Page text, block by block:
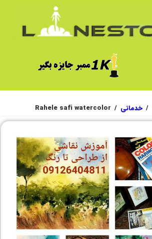
/ خدماتی /
Rahele safi watercolor